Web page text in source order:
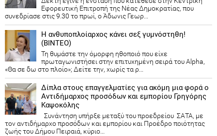
Εφορευτική Επιτροπή της Νέας Δημοκρατίας, που
συνεδρίασε στις 9.30 το πρωί, ο Άδωνις Γεωρ...
Η ανθυποπλοίαρχος κάνει σεξ γυμνόστηθη!
(ΒΙΝΤΕΟ)
Τη θυμάστε την όμορφη ηθοποιό που είχε
πρωταγωνιστήσει στην επιτυχημένη σειρά του Alpha,
«Θα σε δω στο πλοίο»; Δείτε την, χωρίς τα ρ...
Δίπλα στους επαγγελματίες για ακόμη μια φορά ο
Αντιδήμαρχος προσόδων και εμπορίου Γρηγόρης
Καψοκόλης
Συνάντηση υπήρξε μεταξύ του προεδρείου ΣΑΤΑ, με
τον αντιδήμαρχο προσόδων και εμπορίου και Προέδρο ποιότητας
ζωής του Δήμου Πειραιά, κύριο...